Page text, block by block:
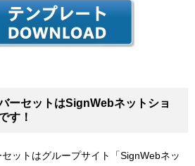
ーセットはSignWebネットショ
す！
ットはグループサイト「SignWebネッ